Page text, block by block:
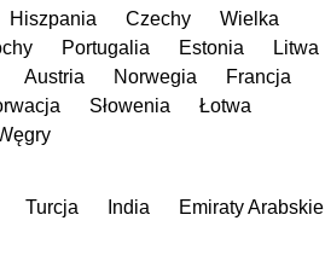
Hiszpania Czechy
Wielka
Portugalia Estonia
Litwa
Austria Norwegia
Francja
Słowenia
Łotwa
Turcja India
Emiraty Arabskie